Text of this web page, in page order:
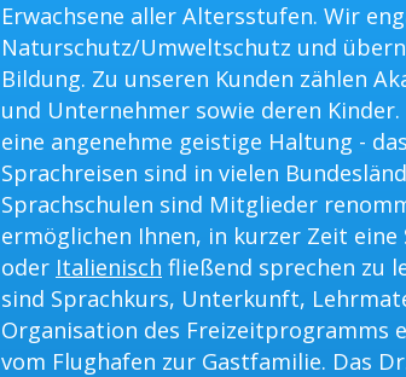
Erwachsene aller Altersstufen. Wir
Naturschutz/Umweltschutz und
Bildung. Zu unseren Kunden zählen
und Unternehmer sowie deren
eine angenehme geistige Haltung -
Sprachreisen sind in vielen
Sprachschulen sind Mitglieder
ermöglichen Ihnen, in kurzer Zeit eine
oder Italienisch fließend sprechen zu
sind Sprachkurs, Unterkunft,
Organisation des Freizeitprogramms
vom Flughafen zur Gastfamilie. Das